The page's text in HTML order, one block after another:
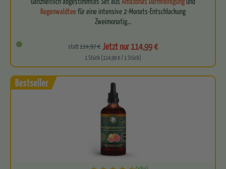
Regenwaldteefür eine intensive 2-Monats-Entschlackung
Zweimonatig…
statt124,97 € Jetzt nur 114,99 €
1 Stück (114,99 € / 1 Stück)